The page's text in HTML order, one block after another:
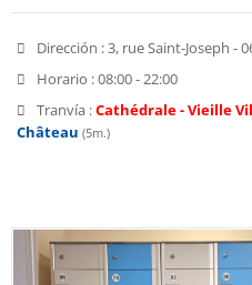
Dirección :3, rue Saint-Joseph -
Horario :08:00 - 22:00
Tranvía :Cathédrale - Vieille
Château (5m.)